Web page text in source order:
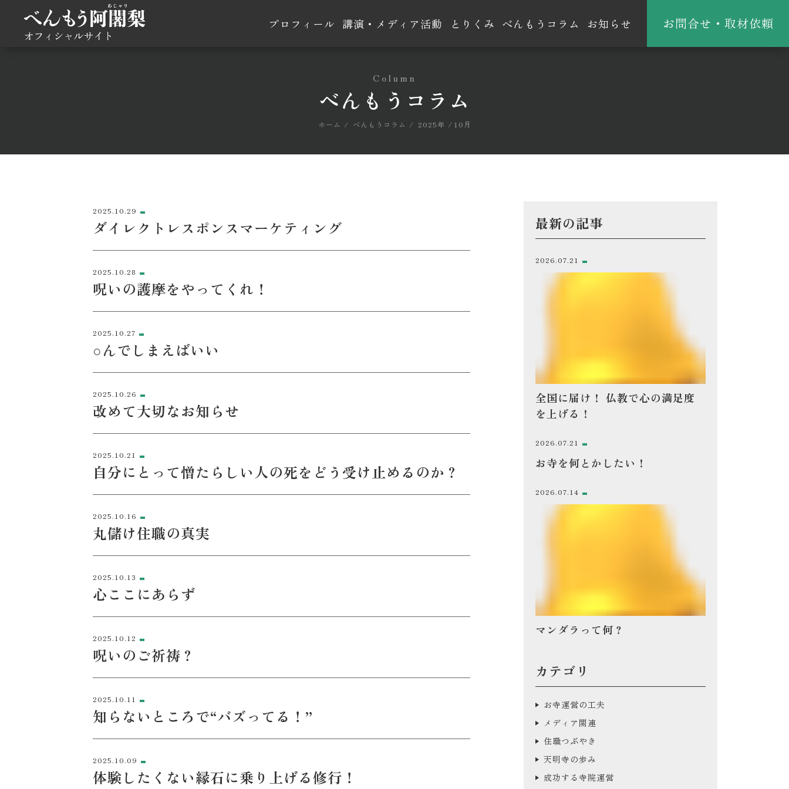
オフィシャルサイト
プロフィール 講演・メディア活動 とりくみ べんもうコラム お知らせ お問合せ・取材依頼
Column
べんもうコラム
ホーム べんもうコラム 2025年 10月
2025.10.29
ダイレクトレスポンスマーケティング
2025.10.28
呪いの護摩をやってくれ！
2025.10.27
○んでしまえばいい
2025.10.26
改めて大切なお知らせ
2025.10.21
自分にとって憎たらしい人の死をどう受け止めるのか？
2025.10.16
丸儲け住職の真実
2025.10.13
心ここにあらず
2025.10.12
呪いのご祈祷？
2025.10.11
知らないところで“バズってる！”
2025.10.09
体験したくない縁石に乗り上げる修行！
最新の記事
2026.07.21
全国に届け！ 仏教で心の満足度
を上げる！
2026.07.21
お寺を何とかしたい！
2026.07.14
マンダラって何？
カテゴリ
お寺運営の工夫
メディア関連
住職つぶやき
天明寺の歩み
成功する寺院運営